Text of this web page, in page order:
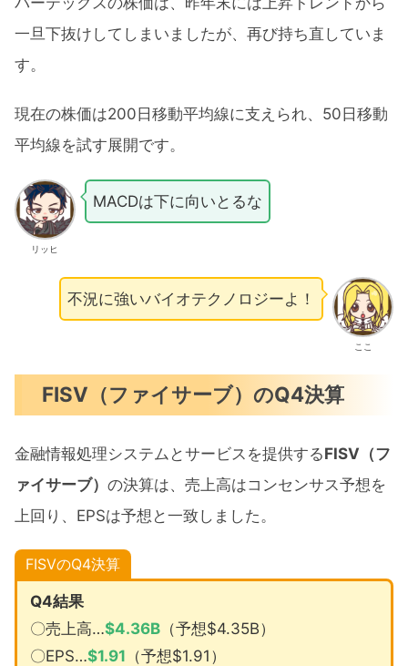
一旦下抜けしてしまいましたが、再び持ち直していま
す。
現在の株価は200日移動平均線に支えられ、50日移動
平均線を試す展開です。
リッヒ
MACDは下に向いとるな
ここ
不況に強いバイオテクノロジーよ！
FISV（ファイサーブ）のQ4決算
金融情報処理システムとサービスを提供するFISV（フ
ァイサーブ） の決算は、売上高はコンセンサス予想を
上回り、EPSは予想と一致しました。
FISVのQ4決算
Q4結果
〇売上高…$4.36B（予想$4.35B）
〇EPS…$1.91 （予想$1.91）